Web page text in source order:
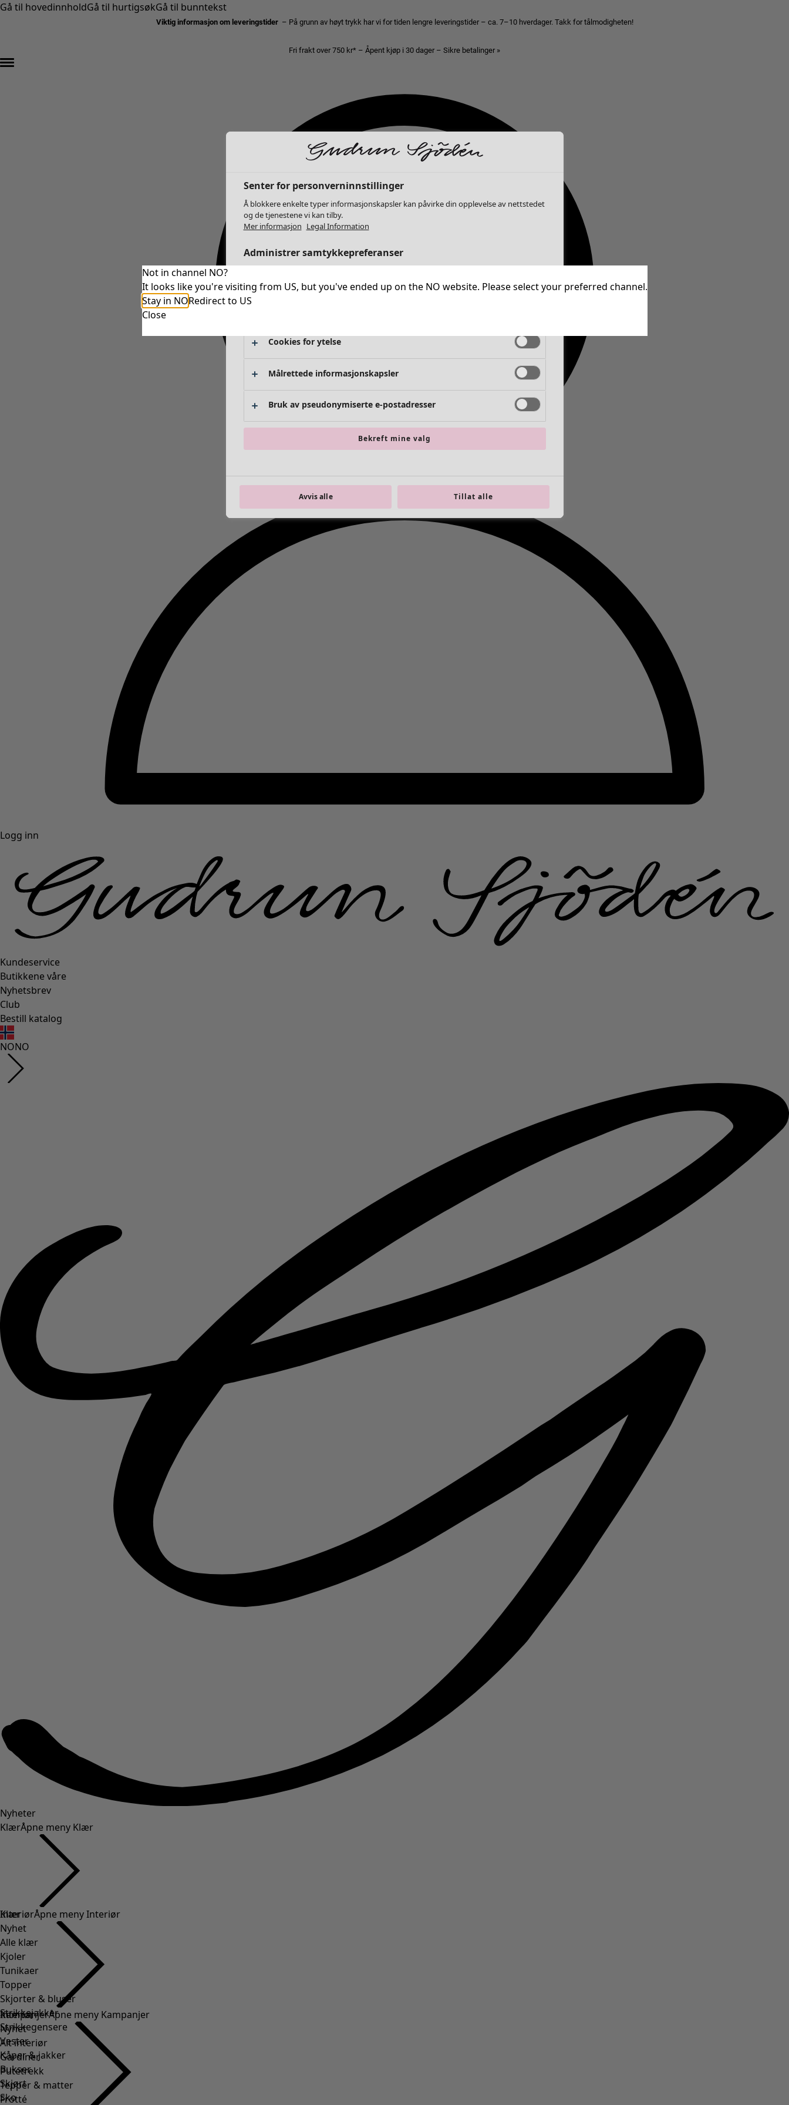
Gå til hovedinnholdGå til hurtigsøkGå til bunntekst
Viktig informasjon om leveringstider – På grunn av høyt trykk har vi for tiden lengre leveringstider – ca. 7–10 hverdager. Takk for tålmodigheten!
Fri frakt over 750 kr* – Åpent kjøp i 30 dager – Sikre betalinger »
Logg inn
Kundeservice
Butikkene våre
Nyhetsbrev
Club
Bestill katalog
NONO
Nyheter
KlærÅpne meny Klær
Klær
Nyhet
Alle klær
Kjoler
Tunikaer
Topper
Skjorter & bluser
Strikkejakker
Strikkegensere
Vester
Kåper & jakker
Bukser
Skjørt
Sko
InteriørÅpne meny Interiør
Interiør
Nyhet
Alt interiør
Gardiner
Putetrekk
Tepper & matter
Frotté
KampanjerÅpne meny Kampanjer
Not in channel NO?
It looks like you're visiting from US, but you've ended up on the NO website. Please select your preferred channel.
Stay in NORedirect to US
Close
Senter for personverninnstillinger
Å blokkere enkelte typer informasjonskapsler kan påvirke din opplevelse av nettstedet
og de tjenestene vi kan tilby.
Mer informasjon Legal Information
Administrer samtykkepreferanser
Helt nødvendige informasjonskapsler Alltid aktiv
Cookies for ytelse
Målrettede informasjonskapsler
Bruk av pseudonymiserte e-postadresser
Bekreft mine valg
Avvis alle Tillat alle